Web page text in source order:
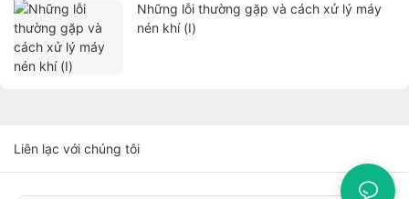
Những lỗi thường gặp và cách xử lý máy
nén khí (Ⅰ)
Liên lạc với chúng tôi